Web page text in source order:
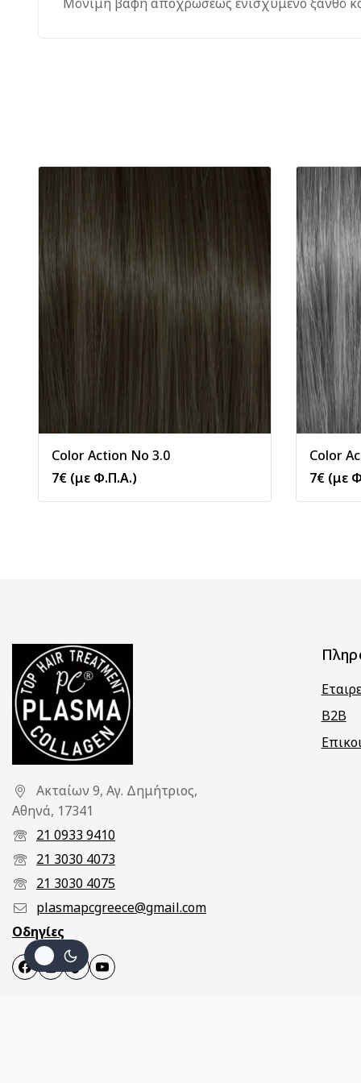
Color Action No 3.0
7€ (με Φ.Π.Α.)
Color
7€ (με
Ακταίων 9, Αγ. Δημήτριος,
Αθηνά, 17341
21 0933 9410
21 3030 4073
21 3030 4075
plasmapcgreece@gmail.com
Οδηγίες
B2B